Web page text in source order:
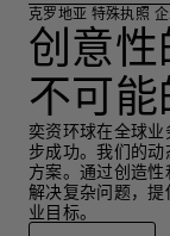
克罗地亚 特殊执照
创意
不可
奕资环球在全球
步成功。我们的
方案。通过创造
解决复杂问题，
业目标。